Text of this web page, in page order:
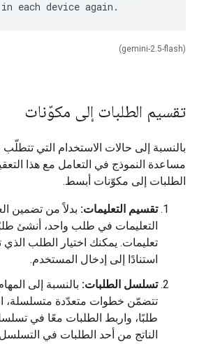
(gemini-2.5-flash)
تقسيم الطلبات إلى مكوّنات
بالنسبة إلى حالات الاستخدام التي
مساعدة النموذج في التعامل مع هذا
الطلبات إلى مكوّنات أبسط.
تقسيم التعليمات: بدلاً من تضمين
التعليمات في طلب واحد، أنشئ
تعليمات. يمكنك اختيار الطلب الذي
استنادًا إلى إدخال المستخدم.
تسلسل الطلبات: بالنسبة إلى
تتضمّن خطوات متعدّدة
طلبًا، واربط الطلبات معًا في
الناتج من أحد الطلبات في